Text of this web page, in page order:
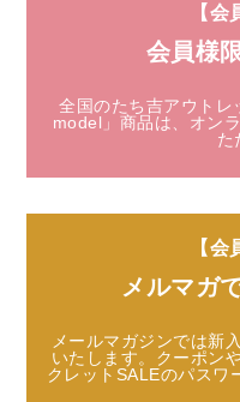
【会
会員様
全国のたち吉アウト
model」商品は、 オン
た
【会
メルマガ
メールマガジンでは新
いたします。 クーポン
クレットSALEのパスワ